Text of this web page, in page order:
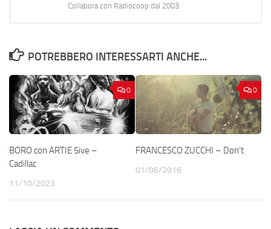
Collabora con Radiocoop dal 2003.
POTREBBERO INTERESSARTI ANCHE...
0
BORO con ARTIE 5ive –
Cadillac
11/10/2023
0
FRANCESCO ZUCCHI – Don’t
01/06/2016